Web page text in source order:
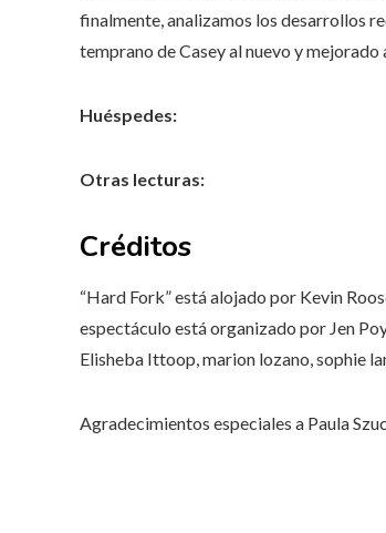
finalmente, analizamos los desarrollos
temprano de Casey al nuevo y
Huéspedes:
Otras lecturas:
Créditos
“Hard Fork” está alojado por Kevin
espectáculo está organizado por Jen
Elisheba Ittoop,marion lozano,sophie
Agradecimientos especiales a Paula